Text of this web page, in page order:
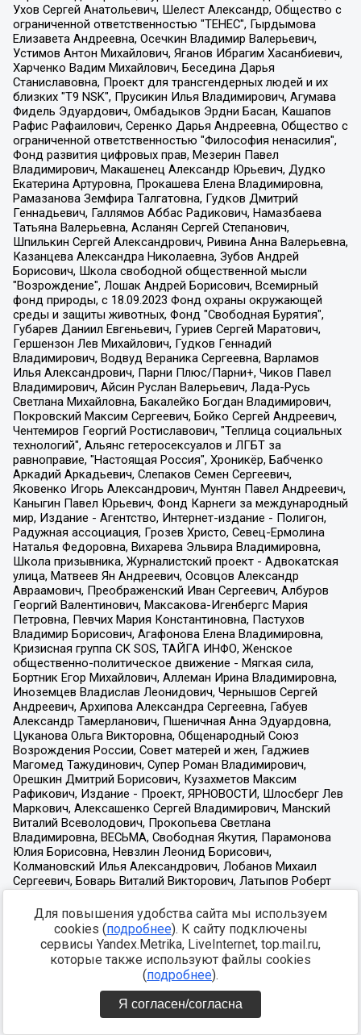
Для повышения удобства сайта мы используем
cookies (подробнее). К сайту подключены
сервисы Yandex.Metrika, LiveInternet, top.mail.ru,
которые также используют файлы cookies
(подробнее).
Я согласен/согласна